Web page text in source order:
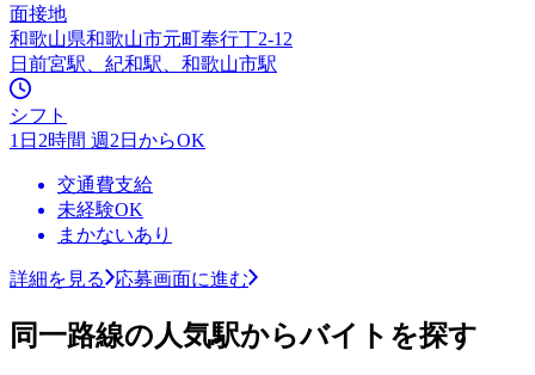
面接地
和歌山県和歌山市元町奉行丁2-12
日前宮駅、紀和駅、和歌山市駅
シフト
1日2時間 週2日からOK
交通費支給
未経験OK
まかないあり
詳細を見る 応募画面に進む
同一路線の人気駅からバイトを探す